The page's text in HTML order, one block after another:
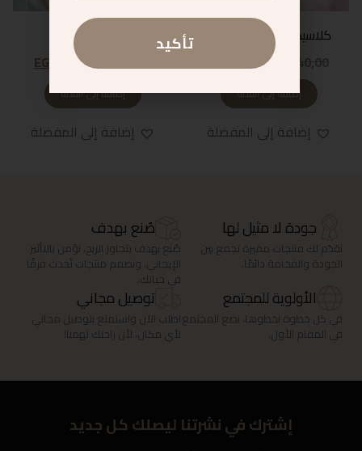
كلاسيكي بلمسة عصرية
23,00
EGP
إضافة إلى السلة
إضافة إلى المفضلة
40,00
EGP
23,00
EGP
إضافة إلى السلة
إضافة إلى المفضلة
جودة لا مثيل لها
نقدّم لك منتجات مميزة تجمع بين
الجودة والفخامة دائمًا.
صُنع بهدف
صُنع بهدف يتجاوز الربح، نؤمن بالتأثير
الإيجابي، ونصمم منتجات تُحدث فرقًا
في حياتك.
الأولوية للمجتمع
في كل خطوة نخطوها، نضع المجتمع
في المقام الأول.
توصيل مجاني
اطلب الآن واستمتع بتوصيل مجاني
لأي مكان، لأن راحتك تهمنا!
إشترك في نشرتنا ليصلك كل جديد
تأكيد